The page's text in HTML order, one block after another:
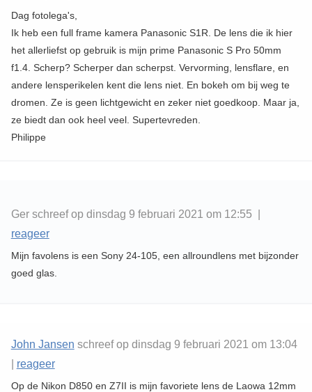
Dag fotolega's,
Ik heb een full frame kamera Panasonic S1R. De lens die ik hier
het allerliefst op gebruik is mijn prime Panasonic S Pro 50mm
f1.4. Scherp? Scherper dan scherpst. Vervorming, lensflare, en
andere lensperikelen kent die lens niet. En bokeh om bij weg te
dromen. Ze is geen lichtgewicht en zeker niet goedkoop. Maar ja,
ze biedt dan ook heel veel. Supertevreden.
Philippe
Ger schreef op dinsdag 9 februari 2021 om 12:55 |
reageer
Mijn favolens is een Sony 24-105, een allroundlens met bijzonder
goed glas.
John Jansen schreef op dinsdag 9 februari 2021 om 13:04
reageer
Op de Nikon D850 en Z7II is mijn favoriete lens de Laowa 12mm